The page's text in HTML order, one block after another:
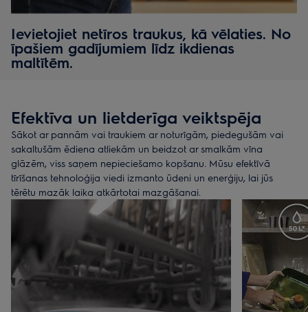
Ievietojiet netīros traukus, kā vēlaties. No
īpašiem gadījumiem līdz ikdienas
maltītēm.
izņemšana? Galda piederumu ievietošanas veids var būtiski
ietekmēt situāciju.
Galda piederumu atvilktne: vairāk vietas un vieglāka trauku
izņemšana.
Atvilktne augšpusē atdala katru galda piederumu lielākai tīrībai
un ļauj tos iepriekš sašķirot vieglākai izņemšanai. Tā arī
nodrošina vairāk vietas apakšā traukiem.
Divdaļīgs galda piederumu grozs: ātrs un elastīgs. Vēlaties ātrāk
ievietot visu? Grozs apakšējā plauktā ļauj ievietot galda
piederumus tieši tajā. Un, ja vienā groza daļā ir nepieciešams
vairāk vietas pannai vai servēšanas bļodai, varat sadalīt galda
piederumu grozu divās mazākās daļās un ievietot tās tur, kur ir
Efektīva un lietderīga veiktspēja
Sākot ar pannām vai traukiem ar noturīgām, piedegušām vai
sakaltušām ēdiena atliekām un beidzot ar smalkām vīna
glāzēm, viss saņem nepieciešamo kopšanu. Mūsu efektīvā
tīrīšanas tehnoloģija viedi izmanto ūdeni un enerģiju, lai jūs
tērētu mazāk laika atkārtotai mazgāšanai.